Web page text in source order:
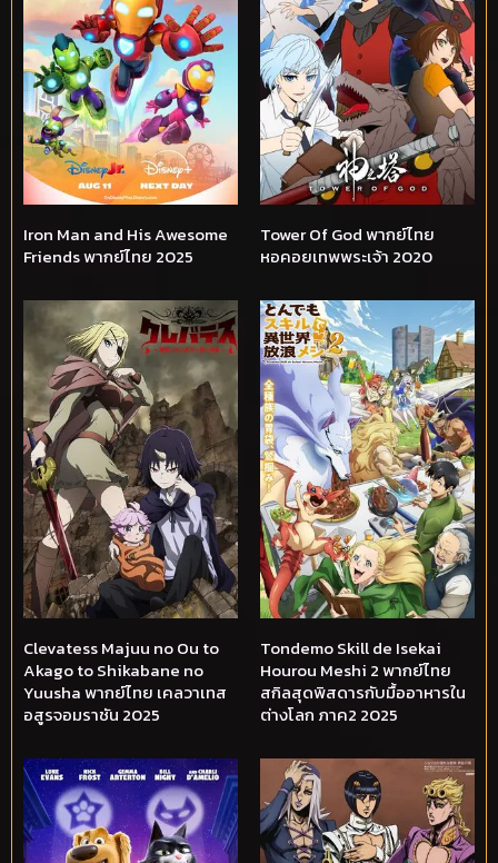
Iron Man and His Awesome
Friends พากย์ไทย 2025
Tower Of God พากย์ไทย
หอคอยเทพพระเจ้า 2020
Clevatess Majuu no Ou to
Akago to Shikabane no
Yuusha พากย์ไทย เคลวาเทส
อสูรจอมราชัน 2025
Tondemo Skill de Isekai
Hourou Meshi 2 พากย์ไทย
สกิลสุดพิสดารกับมื้ออาหารใน
ต่างโลก ภาค2 2025